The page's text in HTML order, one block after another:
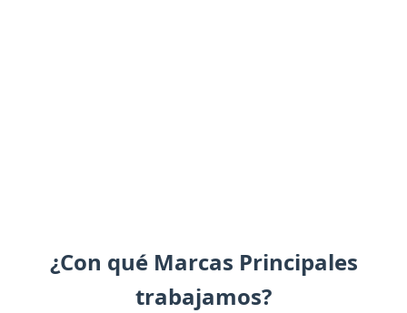
¿Con qué Marcas Principales
trabajamos?